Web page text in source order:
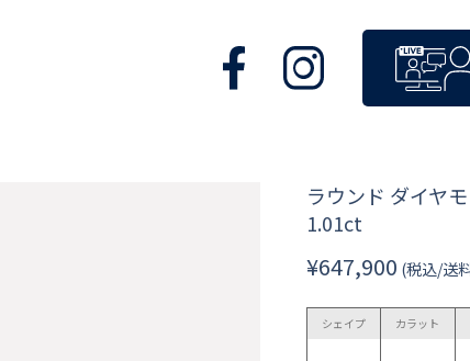
ラウンド ダイヤ
1.01ct
¥647,900 (税込/送
シェイプ カラット